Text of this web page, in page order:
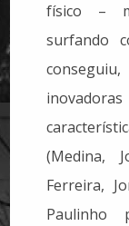
físico –
surfando
(Medina,
Ferreira,
Paulinho